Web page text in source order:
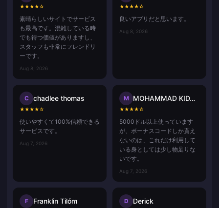
★★★★☆
素晴らしいサイトでサービス
も最高です。混雑している時
でも待つ価値がありますし、
スタッフも非常にフレンドリ
ーです。
Aug 8, 2026
★★★★☆
良いアプリだと思います。
Aug 8, 2026
C chadlee thomas
★★★★☆
使いやすくて100%信頼できる
サービスです。
Aug 7, 2026
M MOHAMMAD KIDASH Kp
★★★★☆
5000ドル以上使っています
が、ボーナスコードしか貰え
ないのは、これだけ利用して
いる身としては少し物足りな
いです。
Aug 7, 2026
F Franklin Tilóm D Derick